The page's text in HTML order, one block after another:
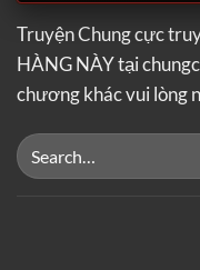
Truyện Chung cực
HÀNG NÀY tại
chương khác vui lòng